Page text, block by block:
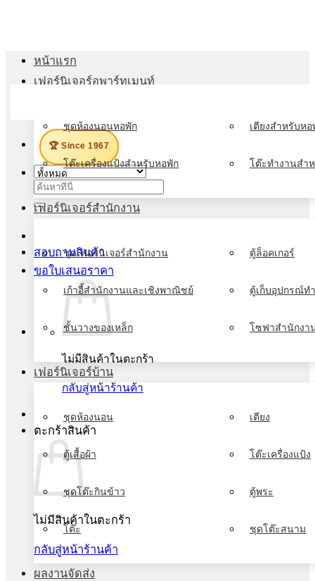
เนื้อหา
🏆 Since 1967
ค้นหา:
สอบถามสินค้า
ขอใบเสนอราคา
ไม่มีสินค้าในตะกร้า
กลับสู่หน้าร้านค้า
ตะกร้าสินค้า
ไม่มีสินค้าในตะกร้า
กลับสู่หน้าร้านค้า
หน้าแรก
เฟอร์นิเจอร์อพาร์ทเมนท์
ชุดห้องนอนหอพัก เตียงสำหรับหอ
โต๊ะเครื่องแป้งสำหรับหอพัก โต๊ะทำงานสำ
เฟอร์นิเจอร์สำนักงาน
ชุดเฟอร์นิเจอร์สำนักงาน ตู้ล็อคเกอร์
เก้าอี้สำนักงานและเชิงพาณิชย์ ตู้เก็บอุปกรณ์ท
ชั้นวางของเหล็ก โซฟาสำนักงา
เฟอร์นิเจอร์บ้าน
ชุดห้องนอน เตียง
ตู้เสื้อผ้า โต๊ะเครื่องแป้ง
ชุดโต๊ะกินข้าว ตู้พระ
โต๊ะ ชุดโต๊ะสนาม
ผลงานจัดส่ง